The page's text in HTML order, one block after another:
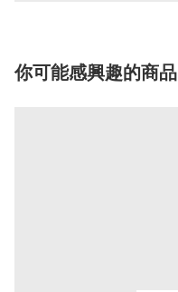
你可能感興趣的商品